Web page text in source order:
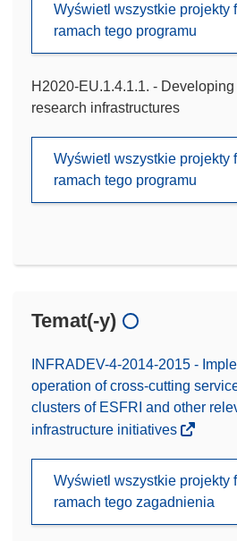
Wyświetl wszystkie projekty
ramach tego programu
H2020-EU.1.4.1.1. -
research infrastructures
Wyświetl wszystkie projekty
ramach tego programu
Temat(-y)
INFRADEV-4-2014-2015 -
operation of cross-cutting
clusters of ESFRI and other
infrastructure initiatives
Wyświetl wszystkie projekty
ramach tego zagadnienia